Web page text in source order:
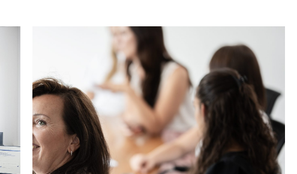
Mit verschiedenen Altersvorsorgeoptionen
und einem Zeitwertkonto für Auszeiten wie
Sabbaticals bieten wir dir flexible
Möglichkeiten, deine langfristigen Ziele zu
erreichen und deinen Lebensweg zu gestalten.